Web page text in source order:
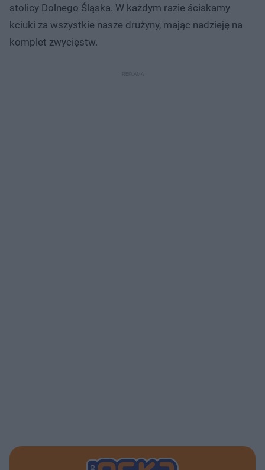
stolicy Dolnego Śląska. W każdym razie ściskamy
kciuki za wszystkie nasze drużyny, mając nadzieję na
komplet zwycięstw.